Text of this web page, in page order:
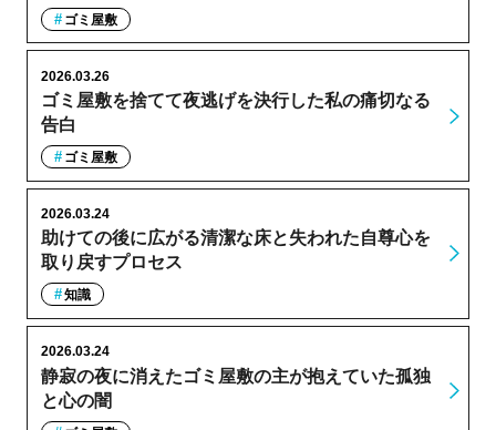
ゴミ屋敷
ゴミ屋敷を捨てて夜逃げを決行した私の痛切なる
告白
2026.03.26
ゴミ屋敷
助けての後に広がる清潔な床と失われた自尊心を
取り戻すプロセス
2026.03.24
知識
静寂の夜に消えたゴミ屋敷の主が抱えていた孤独
と心の闇
2026.03.24